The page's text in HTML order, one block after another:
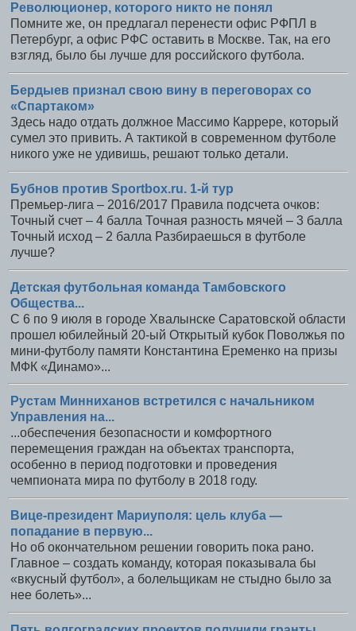
Революционер, которого никто не понял
Помните же, он предлагал перенести офис РФПЛ в
Петербург, а офис РФС оставить в Москве. Так, на его
взгляд, было бы лучше для российского футбола.
Бердыев признал свою вину в переговорах со
«Спартаком»
Здесь надо отдать должное Массимо Каррере, который
сумел это привить. А тактикой в современном футболе
никого уже не удивишь, решают только детали.
Бубнов против Sportbox.ru. 1-й тур
Премьер-лига – 2016/2017 Правила подсчета очков:
Точный счет – 4 балла Точная разность мячей – 3 балла
Точный исход – 2 балла Разбираешься в футболе
лучше?
Детская футбольная команда Тамбовского
Общества...
С 6 по 9 июля в городе Хвалынске Саратовской области
прошел юбилейный 20-ый Открытый кубок Поволжья по
мини-футболу памяти Константина Еременко на призы
МФК «Динамо»...
Рустам Минниханов встретился с начальником
Управления на...
...обеспечения безопасности и комфортного
перемещения граждан на объектах транспорта,
особенно в период подготовки и проведения
чемпионата мира по футболу в 2018 году.
Вице-президент Мариуполя: цель клуба —
попадание в первую...
Но об окончательном решении говорить пока рано.
Главное – создать команду, которая показывала бы
«вкусный футбол», а болельщикам не стыдно было за
нее болеть»...